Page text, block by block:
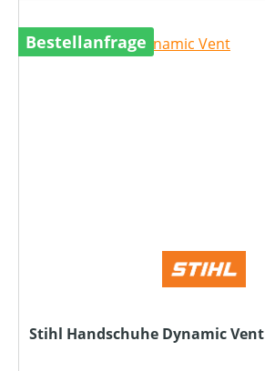
Bestellanfrage
Stihl Handschuhe Dynamic Vent